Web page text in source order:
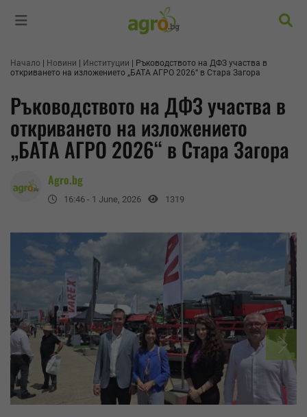
Начало Новини Институции
Ръководството на ДФЗ участва в
откриването на изложението „БАТА АГРО 2026“ в Стара Загора
Ръководството на ДФЗ участва в
откриването на изложението
„БАТА АГРО 2026“ в Стара Загора
Agro.bg
16:46 - 1 June, 2026 1319